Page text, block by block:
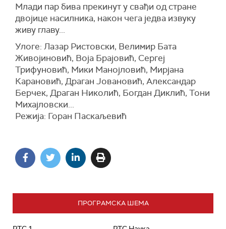
Млади пар бива прекинут у свађи од стране
двојице насилника, након чега једва извуку
живу главу...
Улоге: Лазар Ристовски, Велимир Бата
Живојиновић, Воја Брајовић, Сергеј
Трифуновић, Мики Манојловић, Мирјана
Карановић, Драган Јовановић, Александар
Берчек, Драган Николић, Богдан Диклић, Тони
Михајловски...
Режија: Горан Паскаљевић
ПРОГРАМСКА ШЕМА